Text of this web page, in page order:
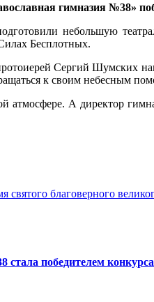
гимназия
небольшую
Бесплотных.
Сергий Шумских
к своим небесным
атмосфере. А директор
святого благоверного
победителем